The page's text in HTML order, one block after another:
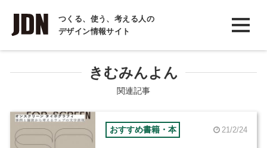
つくる、使う、考える人の
デザイン情報サイト
INTERVIEW
インタビュー
COLUMN
コラム
きむみんよん
関連記事
おすすめ書籍・本 21/2/24